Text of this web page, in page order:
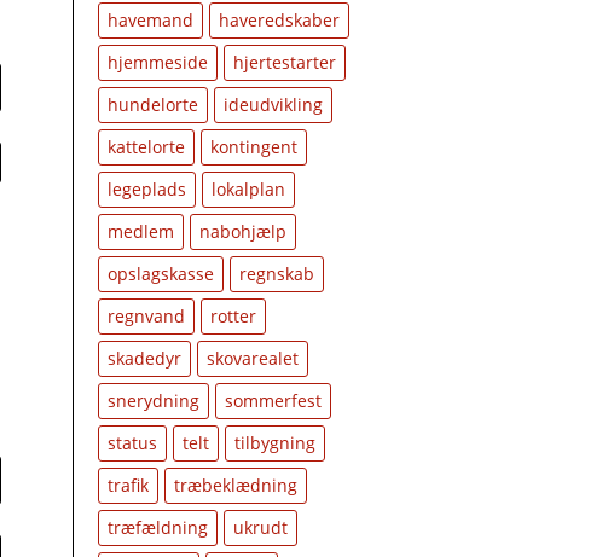
havemand
haveredskaber
hjemmeside
hjertestarter
hundelorte
ideudvikling
kattelorte
kontingent
legeplads
lokalplan
medlem
nabohjælp
opslagskasse
regnskab
regnvand
rotter
skadedyr
skovarealet
snerydning
sommerfest
status
telt
tilbygning
trafik
træbeklædning
træfældning
ukrudt